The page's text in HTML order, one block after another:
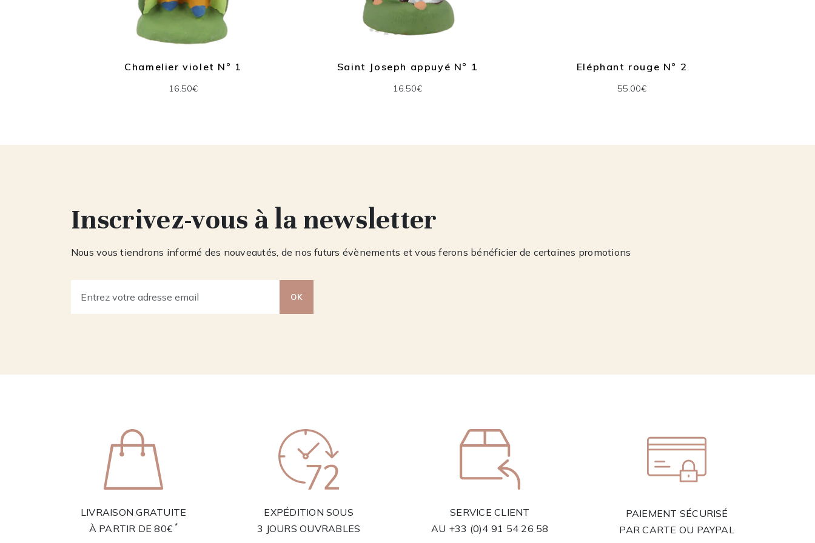
Chamelier violet N° 1
16.50€
Saint Joseph appuyé N° 1
16.50€
Eléphant rouge N° 2
55.00€
Inscrivez-vous à la newsletter
Nous vous tiendrons informé des nouveautés, de nos futurs évènements et vous ferons bénéficier de certaines promotions
OK
LIVRAISON GRATUITE
À PARTIR DE 80€*
EXPÉDITION SOUS
3 JOURS OUVRABLES
SERVICE CLIENT
AU +33 (0)4 91 54 26 58
PAIEMENT SÉCURISÉ
PAR CARTE OU PAYPAL